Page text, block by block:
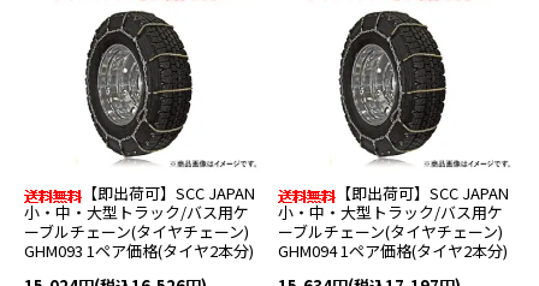
【即出荷可】SCC JAPAN
小・中・大型トラック/バス用ケ
ーブルチェーン(タイヤチェーン)
GHM093 1ペア価格(タイヤ2本分)
【即出荷可】SCC JAPAN
小・中・大型トラック/バス用ケ
ーブルチェーン(タイヤチェーン)
GHM094 1ペア価格(タイヤ2本分)